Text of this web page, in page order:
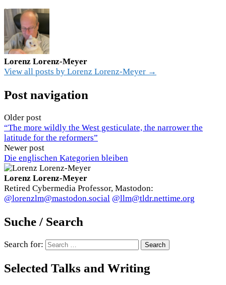
Lorenz Lorenz-Meyer
View all posts by Lorenz Lorenz-Meyer →
Post navigation
Older post
“The more wildly the West gesticulate, the narrower the
latitude for the reformers”
Newer post
Die englischen Kategorien bleiben
Lorenz Lorenz-Meyer
Retired Cybermedia Professor, Mastodon:
@lorenzlm@mastodon.social @llm@tldr.nettime.org
Suche / Search
Search for:
Selected Talks and Writing